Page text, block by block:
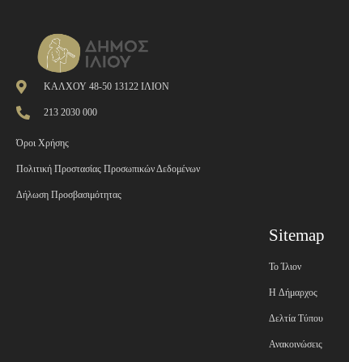
ΚΑΛΧΟΥ 48-50 13122 ΙΛΙΟΝ
213 2030 000
Όροι Χρήσης
Πολιτική Προστασίας Προσωπικών Δεδομένων
Δήλωση Προσβασιμότητας
Sitemap
Το Ίλιον
H Δήμαρχος
Δελτία Τύπου
Ανακοινώσεις